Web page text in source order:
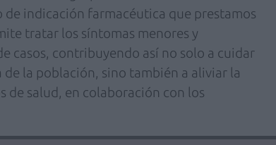
de indicación farmacéutica que prestamos
tratar los síntomas menores y
casos, contribuyendo así no solo a cuidar
la población, sino también a aliviar la
de salud, en colaboración con los